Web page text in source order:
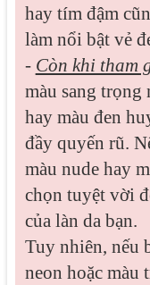
hay tím đậm
làm nổi bật vẻ
- Còn khi tham
màu sang trọng
hay màu đen
đầy quyến rũ.
màu nude hay
chọn tuyệt vời
của làn da bạn.
Tuy nhiên, nếu
neon hoặc màu